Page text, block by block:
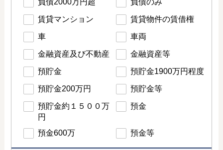
負債2000万円超 負債のみ
賃貸マンション 賃貸物件の賃借権
車 車両
金融資産及び不動産 金融資産等
預貯金 預貯金1900万円程度
預貯金200万円 預貯金等
預貯金約１５００万
円
預金
預金600万 預金等